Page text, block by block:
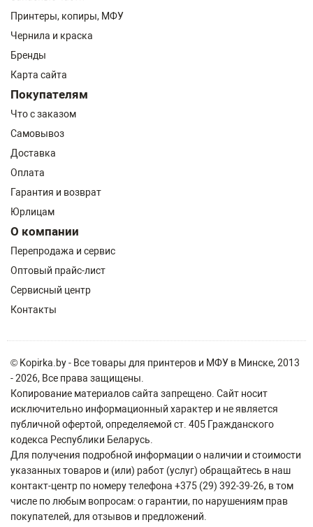
Принтеры, копиры, МФУ
Чернила и краска
Бренды
Карта сайта
Покупателям
Что с заказом
Самовывоз
Доставка
Оплата
Гарантия и возврат
Юрлицам
О компании
Перепродажа и сервис
Оптовый прайс-лист
Сервисный центр
Контакты
© Kopirka.by - Все товары для принтеров и МФУ в Минске, 2013
- 2026, Все права защищены.
Копирование материалов сайта запрещено. Сайт носит
исключительно информационный характер и не является
публичной офертой, определяемой ст. 405 Гражданского
кодекса Республики Беларусь.
Для получения подробной информации о наличии и стоимости
указанных товаров и (или) работ (услуг) обращайтесь в наш
контакт-центр по номеру телефона +375 (29) 392-39-26, в том
числе по любым вопросам: о гарантии, по нарушениям прав
покупателей, для отзывов и предложений.